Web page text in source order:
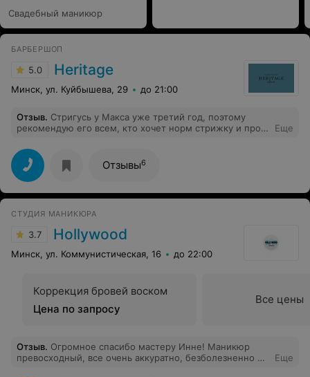
Свадебный маникюр
БАРБЕРШОП
5.0 Heritage
Минск, ул. Куйбышева, 29 до 21:00
Отзыв. Стригусь у Макса уже третий год, поэтому
рекомендую его всем, кто хочет норм стрижку и про
Еще
Отзывы6
СТУДИЯ МАНИКЮРА
3.7 Hollywood
Минск, ул. Коммунистическая, 16 до 22:00
Коррекция бровей воском
Цена по запросу
Все цены
Отзыв. Огромное спасибо мастеру Инне! Маникюр
превосходный, все очень аккуратно, безболезненно и
Еще